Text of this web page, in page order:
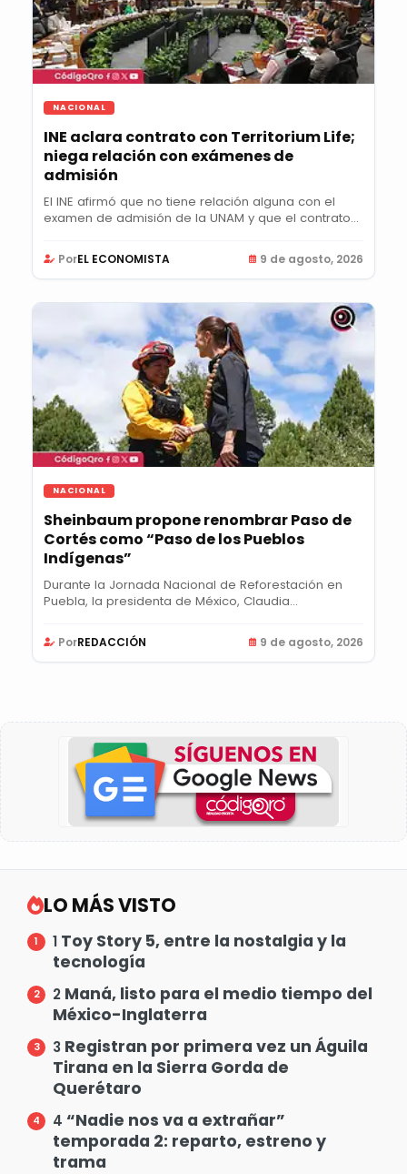
NACIONAL
INE aclara contrato con Territorium Life;
niega relación con exámenes de
admisión
El INE afirmó que no tiene relación alguna con el
examen de admisión de la UNAM y que el contrato...
PorEL ECONOMISTA 9 de agosto, 2026
NACIONAL
Sheinbaum propone renombrar Paso de
Cortés como “Paso de los Pueblos
Indígenas”
Durante la Jornada Nacional de Reforestación en
Puebla, la presidenta de México, Claudia
PorREDACCIÓN 9 de agosto, 2026
LO MÁS VISTO
1 Toy Story 5, entre la nostalgia y la
tecnología
2 Maná, listo para el medio tiempo del
México-Inglaterra
3 Registran por primera vez un Águila
Tirana en la Sierra Gorda de
Querétaro
4 “Nadie nos va a extrañar”
temporada 2: reparto, estreno y
trama